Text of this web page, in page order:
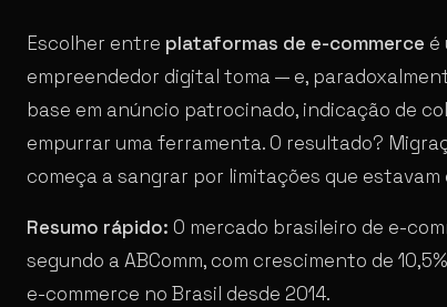
Escolher entre plataformas de e-commerce é
empreendedor digital toma — e,
base em anúncio patrocinado, indicação de
empurrar uma ferramenta. O resultado?
começa a sangrar por limitações que
Resumo rápido: O mercado brasileiro de e-
segundo a ABComm, com crescimento de
e-commerce no Brasil desde 2014.